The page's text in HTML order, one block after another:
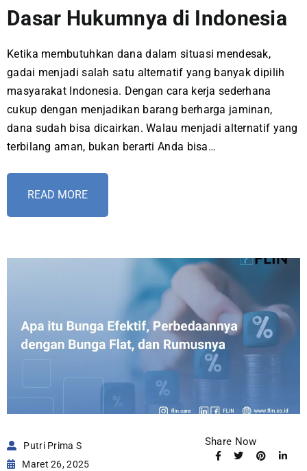
Dasar Hukumnya di Indonesia
Ketika membutuhkan dana dalam situasi mendesak,
gadai menjadi salah satu alternatif yang banyak dipilih
masyarakat Indonesia. Dengan cara kerja sederhana
cukup dengan menjadikan barang berharga jaminan,
dana sudah bisa dicairkan. Walau menjadi alternatif yang
terbilang aman, bukan berarti Anda bisa…
READ MORE
Putri Prima S
Maret 26, 2025
Share Now